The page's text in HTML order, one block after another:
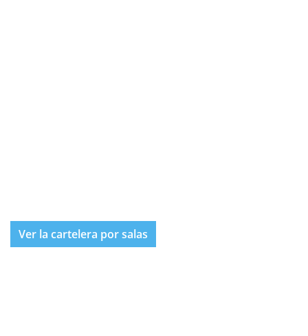
Ver la cartelera por salas